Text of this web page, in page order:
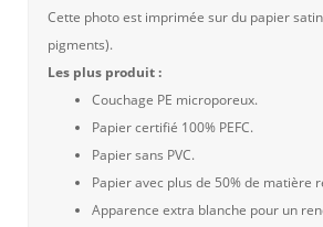
Cette photo est imprimée sur du papier
pigments).
Les plus produit :
Couchage PE microporeux.
Papier certifié 100% PEFC.
Papier sans PVC.
Papier avec plus de 50% de matière
Apparence extra blanche pour un